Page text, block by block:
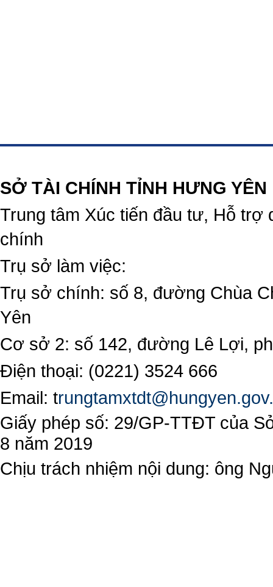
SỞ TÀI CHÍNH TỈNH HƯNG YÊN
Trung tâm Xúc tiến đầu tư, Hỗ trợ
chính
Trụ sở làm việc:
Trụ sở chính: số 8, đường Chùa
Yên
Cơ sở 2: số 142, đường Lê Lợi,
Điện thoại: (0221) 3524 666
Email: t
Giấy phép số: 29/GP-TTĐT của
8 năm 2019
Chịu trách nhiệm nội dung: ông